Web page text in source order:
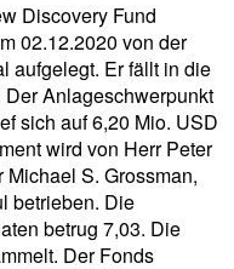
Discovery Fund
02.12.2020 von der
aufgelegt. Er fällt in die
Anlageschwerpunkt
sich auf 6,20 Mio. USD
wird von Herr Peter
S. Grossman,
betrieben. Die
betrug 7,03. Die
Der Fonds